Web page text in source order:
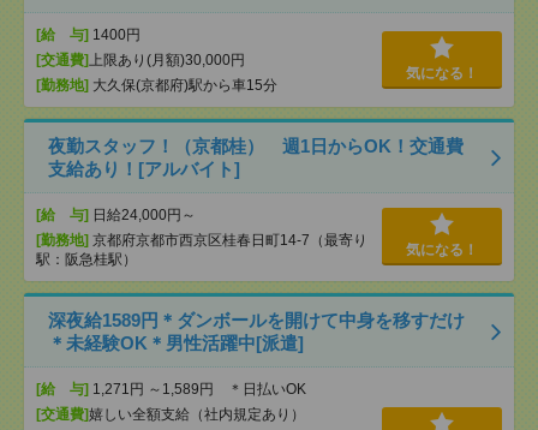
[給 与] 1400円
[交通費] 上限あり(月額)30,000円
[勤務地] 大久保(京都府)駅から車15分
気になる！
夜勤スタッフ！（京都桂） 週1日からOK！交通費
支給あり！[アルバイト]
[給 与] 日給24,000円～
[勤務地] 京都府京都市西京区桂春日町14-7（最寄り
駅：阪急桂駅）
気になる！
深夜給1589円＊ダンボールを開けて中身を移すだけ
＊未経験OK＊男性活躍中[派遣]
[給 与] 1,271円 ～1,589円 ＊日払いOK
[交通費]嬉しい全額支給（社内規定あり）